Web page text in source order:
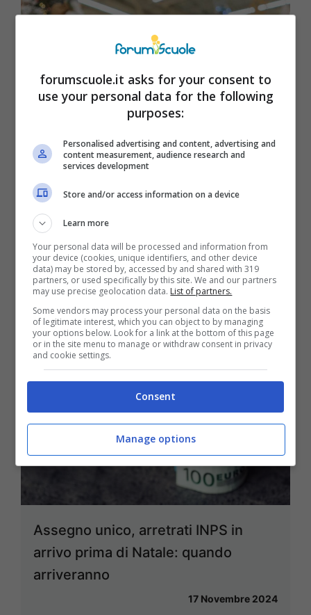
Calendario dell’avvento ritirato dai
supermercati: modello e motivo
richiamo
22 Novembre 2024
Assegno unico, arretrati INPS in
arrivo prima di Natale: quando
arriveranno
17 Novembre 2024
forumscuole.it asks for your consent to
use your personal data for the following
purposes:
Personalised advertising and content, advertising and
content measurement, audience research and
services development
Store and/or access information on a device
Learn more
Your personal data will be processed and information from
your device (cookies, unique identifiers, and other device
data) may be stored by, accessed by and shared with 319
partners, or used specifically by this site. We and our partners
may use precise geolocation data. List of partners.
Some vendors may process your personal data on the basis
of legitimate interest, which you can object to by managing
your options below. Look for a link at the bottom of this page
or in the site menu to manage or withdraw consent in privacy
and cookie settings.
Consent
Manage options